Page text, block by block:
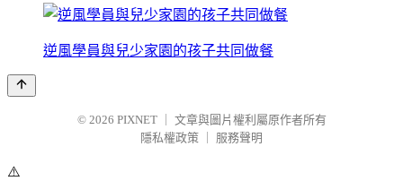
逆風學員與兒少家園的孩子共同做餐
© 2026 PIXNET
文章與圖片權利屬原作者所有
隱私權政策
服務聲明
⚠️